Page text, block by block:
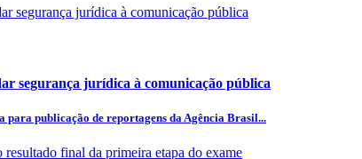
segurança jurídica à comunicação pública
para publicação de reportagens da Agência Brasil...